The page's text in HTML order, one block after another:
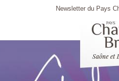
Newsletter du Pays